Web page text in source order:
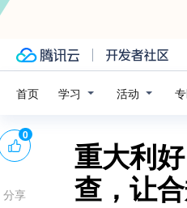
首页 学习 活动
重大利
查，让
0
分享